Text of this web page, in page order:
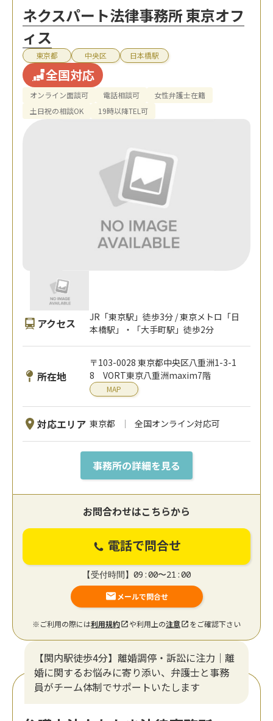
ネクスパート法律事務所 東京オフ
ィス
東京都 中央区 日本橋駅
全国対応
オンライン面談可 電話相談可
女性弁護士在籍
土日祝の相談OK
19時以降TEL可
アクセス
JR「東京駅」徒歩3分 / 東京メトロ「日
本橋駅」・「大手町駅」徒歩2分
所在地
〒103-0028 東京都中央区八重洲1-3-1
8 VORT東京八重洲maxim7階
MAP
対応エリア 東京都 全国オンライン対応可
事務所の詳細を見る
お問合わせはこちらから
電話で問合せ
【受付時間】09:00〜21:00
メールで問合せ
※ご利用の際には利用規約 や利用上の注意 をご確認下さい
【関内駅徒歩4分】離婚調停・訴訟に注力│離
婚に関するお悩みに寄り添い、弁護士と事務
員がチーム体制でサポートいたします